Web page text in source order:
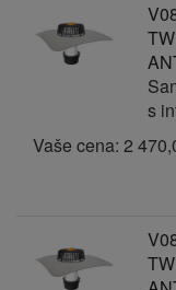
s
Vaše cena: 2